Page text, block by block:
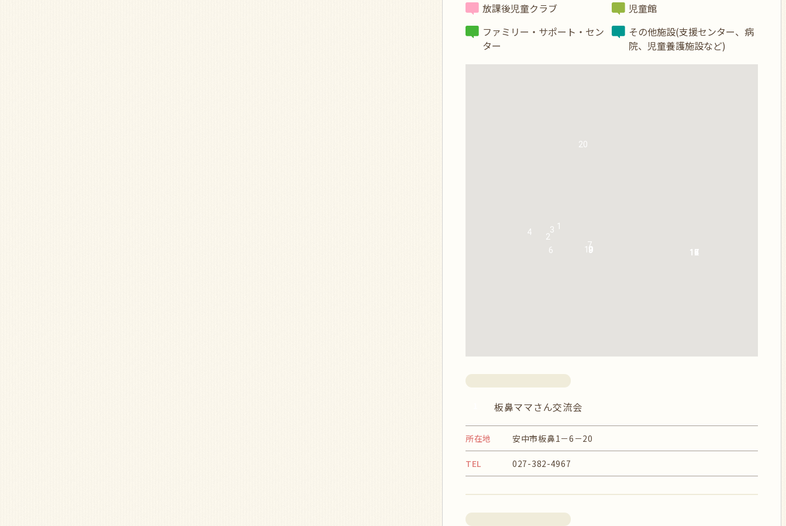
放課後児童クラブ
児童館
ファミリー・サポート・セン
ター
その他施設(支援センター、病
院、児童養護施設など)
1
2
3
4
6
7
8
9
10 12
14
15
16
17
18
20
板鼻ママさん交流会
所在地 安中市板鼻1－6－20
TEL 027-382-4967